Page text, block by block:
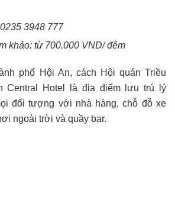
0235 3948 777
khảo: từ 700.000 VND/ đêm
phố Hội An, cách Hội quán Triều
Central Hotel là địa điểm lưu trú lý
đối tượng với nhà hàng, chỗ đỗ xe
ngoài trời và quầy bar.